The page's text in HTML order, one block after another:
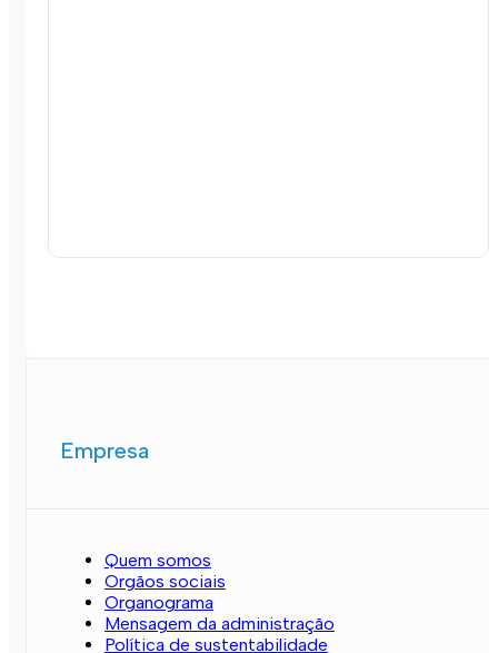
Empresa
Quem somos
Orgãos sociais
Organograma
Mensagem da administração
Política de sustentabilidade